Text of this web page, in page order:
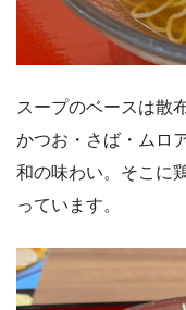
スープのベースは散
かつお・さば・ムロ
和の味わい。そこに
っています。